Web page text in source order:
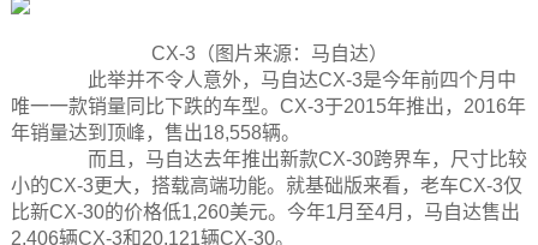
CX-3（图片来源：马自达）
此举并不令人意外，马自达CX-3是今年前四个月中
唯一一款销量同比下跌的车型。CX-3于2015年推出，2016年
年销量达到顶峰，售出18,558辆。
而且，马自达去年推出新款CX-30跨界车，尺寸比较
小的CX-3更大，搭载高端功能。就基础版来看，老车CX-3仅
比新CX-30的价格低1,260美元。今年1月至4月，马自达售出
2,406辆CX-3和20,121辆CX-30。